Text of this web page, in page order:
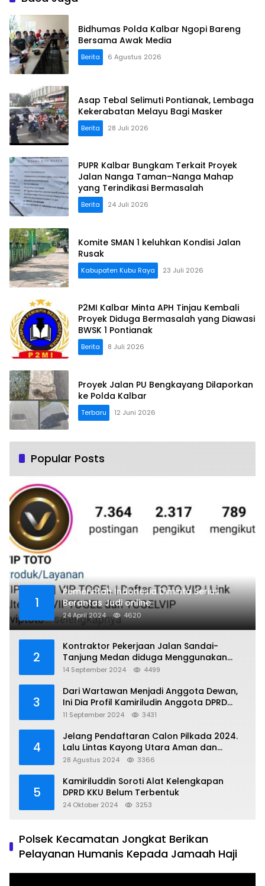
Bidhumas Polda Kalbar Ngopi Bareng
Bersama Awak Media
Berita 6 Agustus 2026
Asap Tebal Selimuti Pontianak, Lembaga
Kekerabatan Melayu Bagi Masker
Berita 28 Juli 2026
PUPR Kalbar Bungkam Terkait Proyek
Jalan Nanga Taman–Nanga Mahap
yang Terindikasi Bermasalah
Berita 24 Juli 2026
Komite SMAN 1 keluhkan Kondisi Jalan
Rusak
Kabupaten Kubu Raya 23 Juli 2026
P2MI Kalbar Minta APH Tinjau Kembali
Proyek Diduga Bermasalah yang Diawasi
BWSK 1 Pontianak
Berita 8 Juli 2026
Proyek Jalan PU Bengkayang Dilaporkan
ke Polda Kalbar
Terbaru 12 Juni 2026
Popular Posts
1
Pemerintah Indonesia Diminta Serius
Berantas Judi online
24 April 2024 4620
2
Kontraktor Pekerjaan Jalan Sandai-
Tanjung Medan diduga Menggunakan
Matrial Tanah tak Berizin Resmi
14 September 2024 4499
3
Dari Wartawan Menjadi Anggota Dewan,
Ini Dia Profil Kamiriludin Anggota DPRD
Dapil 1 KKU
11 September 2024 3431
4
Jelang Pendaftaran Calon Pilkada 2024.
Lalu Lintas Kayong Utara Aman dan
Kondusif
28 Agustus 2024 3366
5
Kamiriluddin Soroti Alat Kelengkapan
DPRD KKU Belum Terbentuk
24 Oktober 2024 3253
Polsek Kecamatan Jongkat Berikan
Pelayanan Humanis Kepada Jamaah Haji